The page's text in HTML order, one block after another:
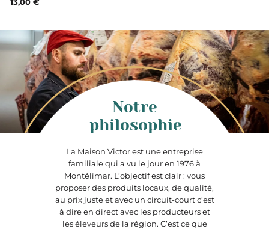
La Maison Victor est une entreprise
familiale qui a vu le jour en 1976 à
Montélimar. L’objectif est clair : vous
proposer des produits locaux, de qualité,
au prix juste et avec un circuit-court c’est
à dire en direct avec les producteurs et
les éleveurs de la région. C’est ce que
Notre
philosophie